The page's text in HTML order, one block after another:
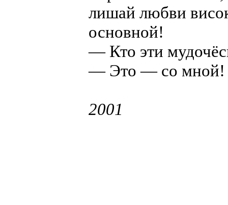
лишай любви
основной!
— Кто эти
— Это — со мной!
2001